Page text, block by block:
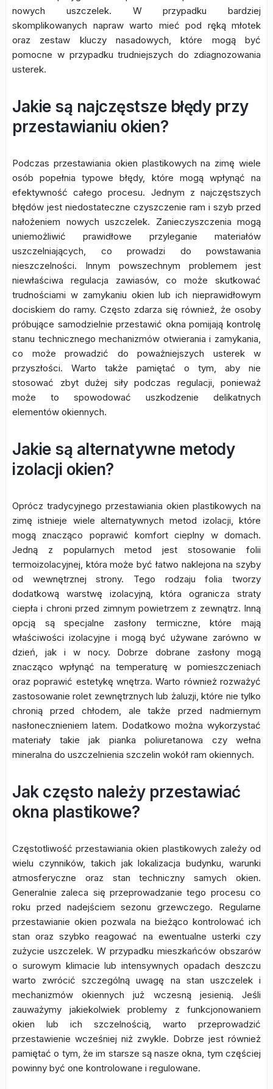
nowych uszczelek. W przypadku bardziej
skomplikowanych napraw warto mieć pod ręką młotek
oraz zestaw kluczy nasadowych, które mogą być
pomocne w przypadku trudniejszych do zdiagnozowania
usterek.
Jakie są najczęstsze błędy przy
przestawianiu okien?
Podczas przestawiania okien plastikowych na zimę wiele
osób popełnia typowe błędy, które mogą wpłynąć na
efektywność całego procesu. Jednym z najczęstszych
błędów jest niedostateczne czyszczenie ram i szyb przed
nałożeniem nowych uszczelek. Zanieczyszczenia mogą
uniemożliwić prawidłowe przyleganie materiałów
uszczelniających, co prowadzi do powstawania
nieszczelności. Innym powszechnym problemem jest
niewłaściwa regulacja zawiasów, co może skutkować
trudnościami w zamykaniu okien lub ich nieprawidłowym
dociskiem do ramy. Często zdarza się również, że osoby
próbujące samodzielnie przestawić okna pomijają kontrolę
stanu technicznego mechanizmów otwierania i zamykania,
co może prowadzić do poważniejszych usterek w
przyszłości. Warto także pamiętać o tym, aby nie
stosować zbyt dużej siły podczas regulacji, ponieważ
może to spowodować uszkodzenie delikatnych
elementów okiennych.
Jakie są alternatywne metody
izolacji okien?
Oprócz tradycyjnego przestawiania okien plastikowych na
zimę istnieje wiele alternatywnych metod izolacji, które
mogą znacząco poprawić komfort cieplny w domach.
Jedną z popularnych metod jest stosowanie folii
termoizolacyjnej, która może być łatwo naklejona na szyby
od wewnętrznej strony. Tego rodzaju folia tworzy
dodatkową warstwę izolacyjną, która ogranicza straty
ciepła i chroni przed zimnym powietrzem z zewnątrz. Inną
opcją są specjalne zasłony termiczne, które mają
właściwości izolacyjne i mogą być używane zarówno w
dzień, jak i w nocy. Dobrze dobrane zasłony mogą
znacząco wpłynąć na temperaturę w pomieszczeniach
oraz poprawić estetykę wnętrza. Warto również rozważyć
zastosowanie rolet zewnętrznych lub żaluzji, które nie tylko
chronią przed chłodem, ale także przed nadmiernym
nasłonecznieniem latem. Dodatkowo można wykorzystać
materiały takie jak pianka poliuretanowa czy wełna
mineralna do uszczelnienia szczelin wokół ram okiennych.
Jak często należy przestawiać
okna plastikowe?
Częstotliwość przestawiania okien plastikowych zależy od
wielu czynników, takich jak lokalizacja budynku, warunki
atmosferyczne oraz stan techniczny samych okien.
Generalnie zaleca się przeprowadzanie tego procesu co
roku przed nadejściem sezonu grzewczego. Regularne
przestawianie okien pozwala na bieżąco kontrolować ich
stan oraz szybko reagować na ewentualne usterki czy
zużycie uszczelek. W przypadku mieszkańców obszarów
o surowym klimacie lub intensywnych opadach deszczu
warto zwrócić szczególną uwagę na stan uszczelek i
mechanizmów okiennych już wczesną jesienią. Jeśli
zauważymy jakiekolwiek problemy z funkcjonowaniem
okien lub ich szczelnością, warto przeprowadzić
przestawienie wcześniej niż zwykle. Dobrze jest również
pamiętać o tym, że im starsze są nasze okna, tym częściej
powinny być one kontrolowane i regulowane.